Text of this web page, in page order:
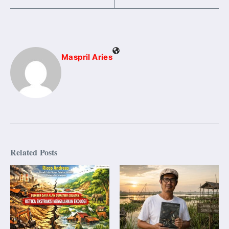
Maspril Aries
Related Posts